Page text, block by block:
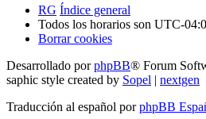
RG Índice general
Todos los horarios son UTC-
Borrar cookies
Desarrollado porphpBB® Forum
saphic style created by Sopel | nextgen
Traducción al español porphpBB